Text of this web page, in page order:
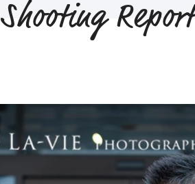
Shooting Report